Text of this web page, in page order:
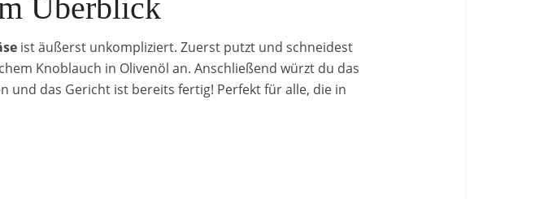
Überblick
ist äußerst unkompliziert. Zuerst putzt und schneidest
Knoblauch in Olivenöl an. Anschließend würzt du das
und das Gericht ist bereits fertig! Perfekt für alle, die in